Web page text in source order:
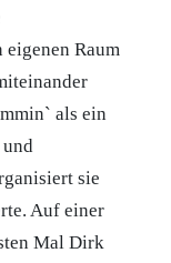
Raum
als ein
sie
Auf einer
Mal Dirk